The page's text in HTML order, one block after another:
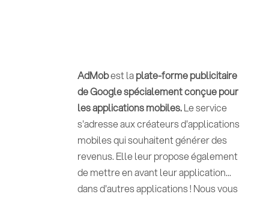
AdMobest laplate-forme publicitaire
de Google spécialement conçue pour
les applications mobiles.Le service
s'adresse aux créateurs d'applications
mobiles qui souhaitent générer des
revenus. Elle leur propose également
de mettre en avant leur application...
dans d'autres applications ! Nous vous